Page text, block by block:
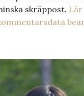
skräppost.